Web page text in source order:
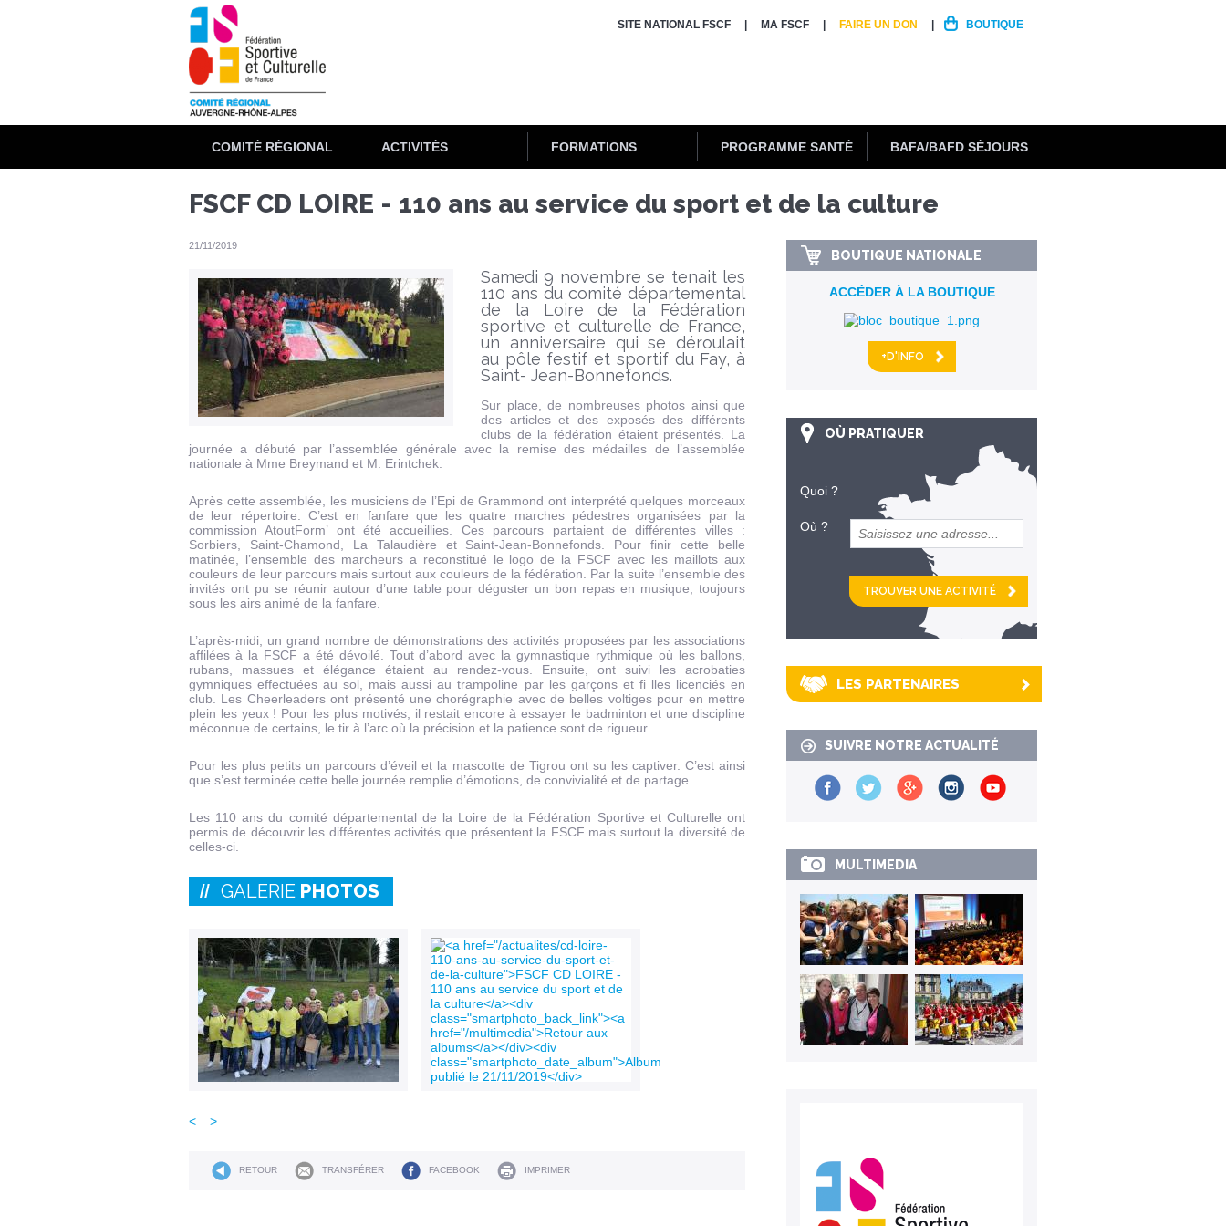
SITE NATIONAL FSCF MA FSCF FAIRE UN DON BOUTIQUE
COMITÉ RÉGIONAL ACTIVITÉS FORMATIONS PROGRAMME SANTÉ BAFA/BAFD SÉJOURS
FSCF CD LOIRE - 110 ans au service du sport et de la culture
21/11/2019
Samedi 9 novembre se tenait les
110 ans du comité départemental
de la Loire de la Fédération
sportive et culturelle de France,
un anniversaire qui se déroulait
au pôle festif et sportif du Fay, à
Saint- Jean-Bonnefonds.
Sur place, de nombreuses photos ainsi que
des articles et des exposés des différents
clubs de la fédération étaient présentés. La
journée a débuté par l’assemblée générale avec la remise des médailles de l’assemblée
nationale à Mme Breymand et M. Erintchek.
Après cette assemblée, les musiciens de l’Epi de Grammond ont interprété quelques morceaux
de leur répertoire. C’est en fanfare que les quatre marches pédestres organisées par la
commission AtoutForm’ ont été accueillies. Ces parcours partaient de différentes villes :
Sorbiers, Saint-Chamond, La Talaudière et Saint-Jean-Bonnefonds. Pour finir cette belle
matinée, l’ensemble des marcheurs a reconstitué le logo de la FSCF avec les maillots aux
couleurs de leur parcours mais surtout aux couleurs de la fédération. Par la suite l’ensemble des
invités ont pu se réunir autour d’une table pour déguster un bon repas en musique, toujours
sous les airs animé de la fanfare.
L’après-midi, un grand nombre de démonstrations des activités proposées par les associations
affilées à la FSCF a été dévoilé. Tout d’abord avec la gymnastique rythmique où les ballons,
rubans, massues et élégance étaient au rendez-vous. Ensuite, ont suivi les acrobaties
gymniques effectuées au sol, mais aussi au trampoline par les garçons et fi lles licenciés en
club. Les Cheerleaders ont présenté une chorégraphie avec de belles voltiges pour en mettre
plein les yeux ! Pour les plus motivés, il restait encore à essayer le badminton et une discipline
méconnue de certains, le tir à l’arc où la précision et la patience sont de rigueur.
Pour les plus petits un parcours d’éveil et la mascotte de Tigrou ont su les captiver. C’est ainsi
que s’est terminée cette belle journée remplie d’émotions, de convivialité et de partage.
Les 110 ans du comité départemental de la Loire de la Fédération Sportive et Culturelle ont
permis de découvrir les différentes activités que présentent la FSCF mais surtout la diversité de
celles-ci.
GALERIE PHOTOS
< >
RETOUR TRANSFÉRER FACEBOOK IMPRIMER
BOUTIQUE NATIONALE
ACCÉDER À LA BOUTIQUE
+D'INFO
OÙ PRATIQUER
Quoi ?
Où ?
et
km alentour
LES PARTENAIRES
SUIVRE NOTRE ACTUALITÉ
MULTIMEDIA